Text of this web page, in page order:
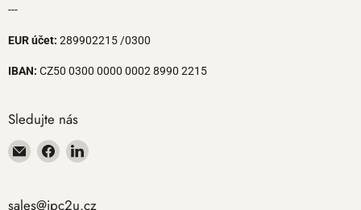
---
EUR účet: 289902215 /0300
IBAN: CZ50 0300 0000 0002 8990 2215
Sledujte nás
Email
iPC2U
Navštivte
nás
Facebook
Navštivte
LinkedIn
sales@ipc2u.cz